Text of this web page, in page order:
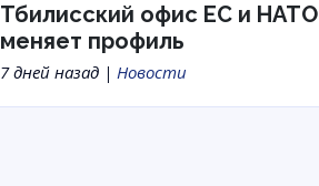
Тбилисский офис ЕС и НАТО
меняет профиль
7 дней назад | Новости